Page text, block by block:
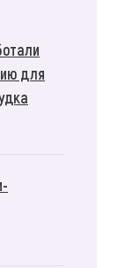
для